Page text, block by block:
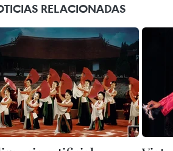
RELACIONADAS